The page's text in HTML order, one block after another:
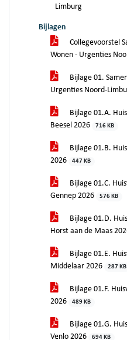
Limburg
Bijlagen
Collegevoorstel
Wonen - Urgenties
Bijlage 01.
Urgenties Noord-
Bijlage 01.A.
Beesel 2026
716 KB
Bijlage 01.B.
2026
447 KB
Bijlage 01.C.
Gennep 2026
576 KB
Bijlage 01.D.
Horst aan de Maas
Bijlage 01.E.
Middelaar 2026
287 KB
Bijlage 01.F.
2026
489 KB
Bijlage 01.G.
Venlo 2026
694 KB